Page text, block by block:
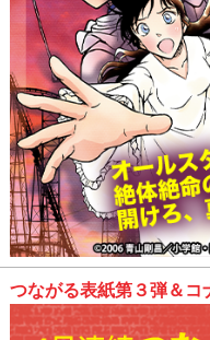
つながる表紙第３弾＆コ